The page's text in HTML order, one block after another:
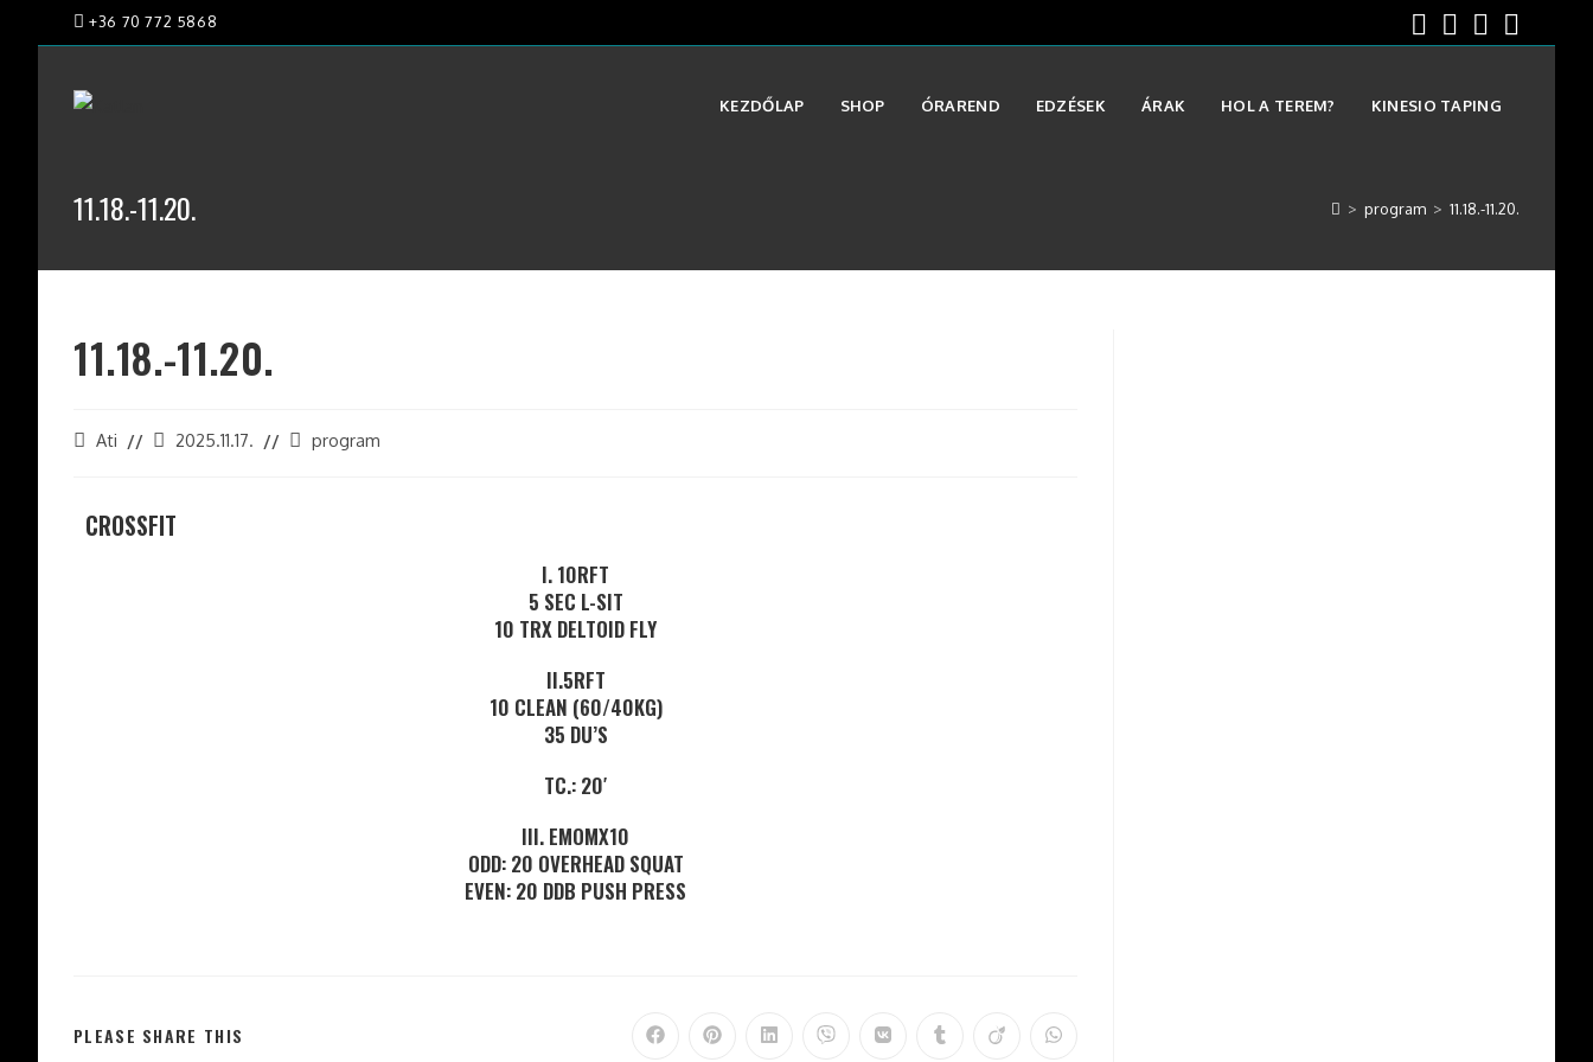
+36 70 772 5868
KEZDŐLAP SHOP ÓRAREND EDZÉSEK ÁRAK HOL A TEREM? KINESIO TAPING
11.18.-11.20. > program > 11.18.-11.20.
11.18.-11.20.
Ati 2025.11.17. program
CROSSFIT
I. 10RFT
5 SEC L-SIT
10 TRX DELTOID FLY
II.5RFT
10 CLEAN (60/40KG)
35 DU’S
TC.: 20′
III. EMOMX10
ODD: 20 OVERHEAD SQUAT
EVEN: 20 DDB PUSH PRESS
PLEASE SHARE THIS